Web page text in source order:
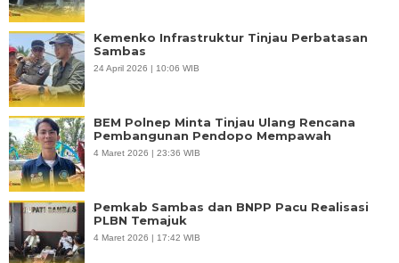
Kemenko Infrastruktur Tinjau Perbatasan
Sambas
24 April 2026 | 10:06 WIB
BEM Polnep Minta Tinjau Ulang Rencana
Pembangunan Pendopo Mempawah
4 Maret 2026 | 23:36 WIB
Pemkab Sambas dan BNPP Pacu Realisasi
PLBN Temajuk
4 Maret 2026 | 17:42 WIB